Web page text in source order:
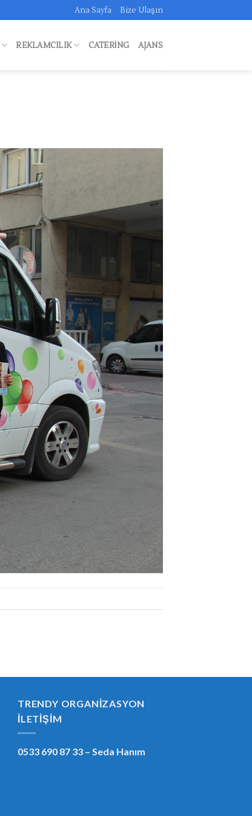
Ana Sayfa Bize Ulaşın
REKLAMCILIK CATERING AJANS
TRENDY ORGANIZASYON
İLETIŞIM
0533 690 87 33 – Seda Hanım